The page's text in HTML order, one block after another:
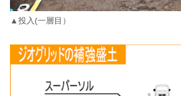
▲投入(一層目）